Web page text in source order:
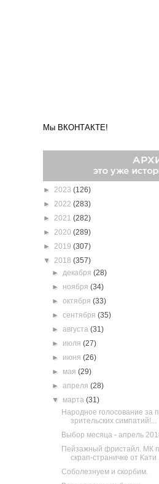
Мы ВКОНТАКТЕ!
► 2023 (126)
► 2022 (283)
► 2021 (282)
► 2020 (289)
► 2019 (307)
▼ 2018 (357)
►декабря(28)
► ноября(34)
►октября(33)
►сентября(35)
►августа(31)
► июля(27)
► июня(26)
► мая(29)
►апреля(28)
▼ марта(31)
Народное голосование за
зрительских симпатий!...
Выбор месяца - апрель
Пейзажный фристайл. МК
скрап-страничке от Кати
Соболезнуем и скорбим.